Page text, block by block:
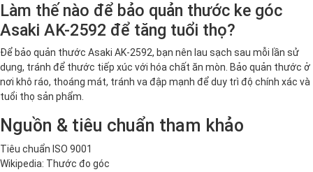
Làm thế nào để bảo quản thước ke góc
Asaki AK-2592 để tăng tuổi thọ?
Để bảo quản thước Asaki AK-2592, bạn nên lau sạch sau mỗi lần sử
dụng, tránh để thước tiếp xúc với hóa chất ăn mòn. Bảo quản thước ở
nơi khô ráo, thoáng mát, tránh va đập mạnh để duy trì độ chính xác và
tuổi thọ sản phẩm.
Nguồn & tiêu chuẩn tham khảo
Tiêu chuẩn ISO 9001
Wikipedia: Thước đo góc